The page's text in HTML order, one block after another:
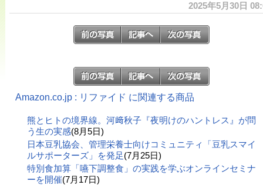
2025年5月30日
Amazon.co.jp : リファイド に関連する商品
熊とヒトの境界線。河﨑秋子『夜明けのハントレス』が問
う生の実感(8月5日)
日本豆乳協会、管理栄養士向けコミュニティ「豆乳スマイ
ルサポーターズ」を発足(7月25日)
特別食加算「嚥下調整食」の実践を学ぶオンラインセミナ
ーを開催(7月17日)